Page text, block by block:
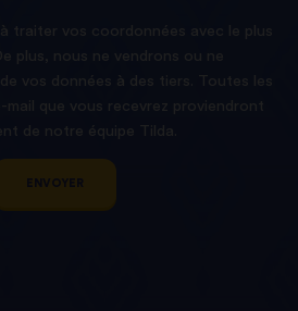
traiter vos coordonnées avec le plus
plus, nous ne vendrons ou ne
vos données à des tiers. Toutes les
mail que vous recevrez proviendront
de notre équipe Tilda.
ENVOYER